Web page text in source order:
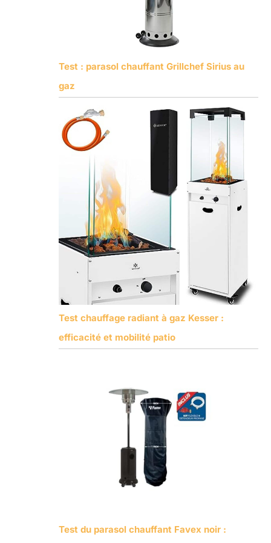
Test : parasol chauffant Grillchef Sirius au
gaz
Test chauffage radiant à gaz Kesser :
efficacité et mobilité patio
Test du parasol chauffant Favex noir :